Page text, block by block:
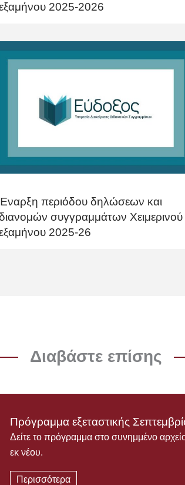
2025-2026
περιόδου δηλώσεων και
συγγραμμάτων Χειμερινού
2025-26
Διαβάστε επίσης
Πρόγραμμα εξεταστικής
Δείτε το πρόγραμμα στο συνημμένο
εκ νέου.
Περισσότερα